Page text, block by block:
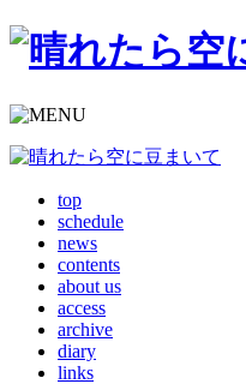
top
schedule
news
contents
about us
access
archive
diary
links